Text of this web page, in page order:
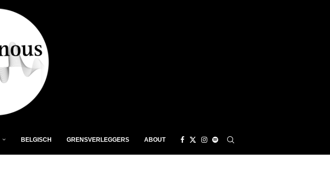
BELGISCH GRENSVERLEGGERS ABOUT